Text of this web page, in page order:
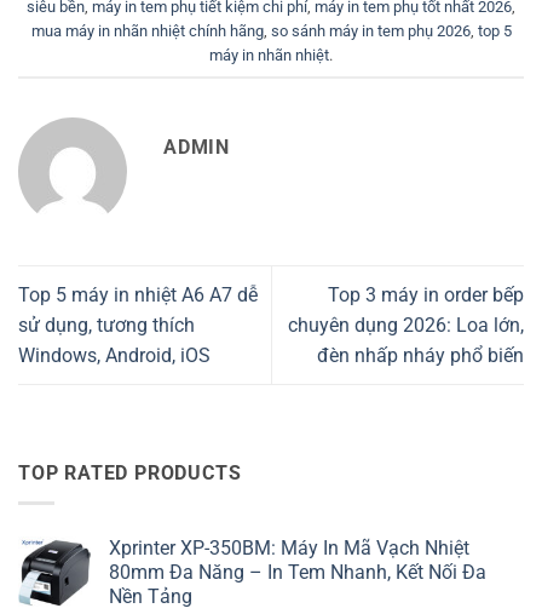
siêu bền máy in tem phụ tiết kiệm chi phí, máy in tem phụ tốt nhất 2026
mua máy in nhãn nhiệt chính hãng, so sánh máy in tem phụ 2026, top 5
máy in nhãn nhiệt.
ADMIN
Top 5 máy in nhiệt A6 A7 dễ
sử dụng, tương thích
Windows, Android, iOS
Top 3 máy in order bếp
chuyên dụng 2026: Loa lớn,
đèn nhấp nháy phổ biến
TOP RATED PRODUCTS
Xprinter XP-350BM: Máy In Mã Vạch Nhiệt
80mm Đa Năng – In Tem Nhanh, Kết Nối Đa
Nền Tảng